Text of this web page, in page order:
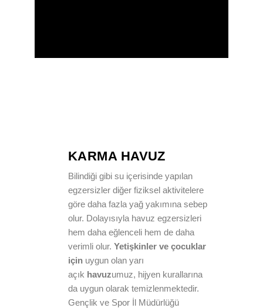
KARMA HAVUZ
Bilindiği gibi su içerisinde yapılan
egzersizler diğer fiziksel aktivitelere
göre daha fazla yağ yakımına sebep
olur. Dolayısıyla havuz egzersizleri
hem daha eğlenceli hem de daha
verimli olur. Yetişkinler ve çocuklar
için uygun olan yarı
açık havuzumuz, hijyen kurallarına
da uygun olarak temizlenmektedir.
Gençlik ve Spor İl Müdürlüğü